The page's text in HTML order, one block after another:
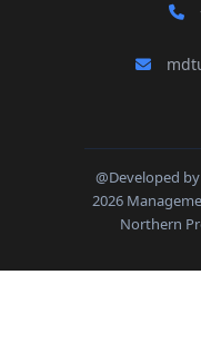
@Developed
2026
Northern